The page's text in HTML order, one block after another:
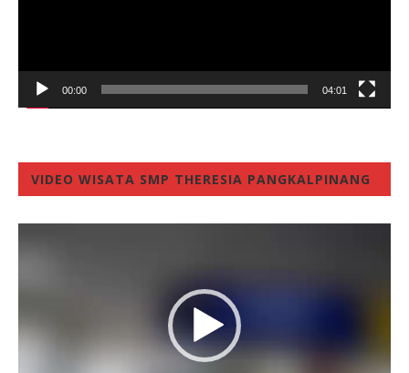
00:00 04:01
VIDEO WISATA SMP THERESIA PANGKALPINANG